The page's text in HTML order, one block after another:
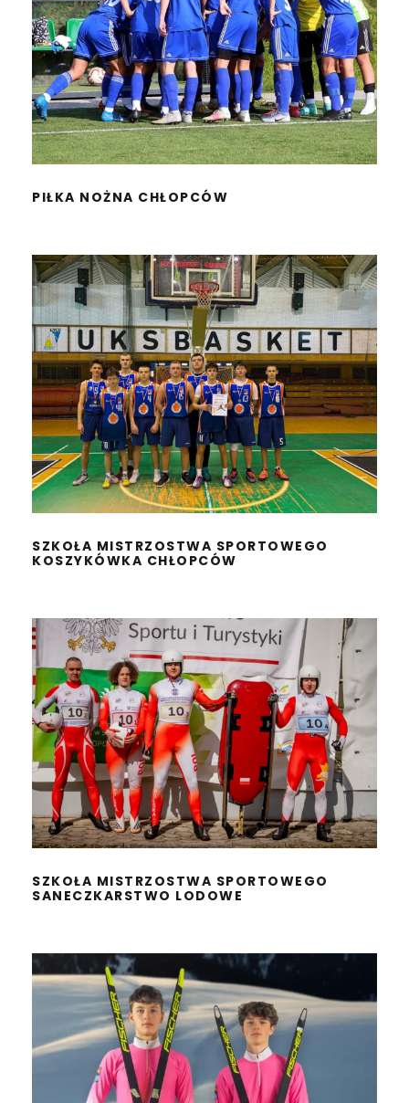
PIŁKA NOŻNA CHŁOPCÓW
PIŁKA NOŻNA CHŁOPCÓW
SZKOŁA MISTRZOSTWA
SPORTOWEGO
KOSZYKÓWKA CHŁOPCÓW
SZKOŁA MISTRZOSTWA SPORTOWEGO
KOSZYKÓWKA CHŁOPCÓW
SZKOŁA MISTRZOSTWA
SPORTOWEGO
SANECZKARSTWO LODOWE
SZKOŁA MISTRZOSTWA SPORTOWEGO
SANECZKARSTWO LODOWE
SZKOŁA MISTRZOSTWA